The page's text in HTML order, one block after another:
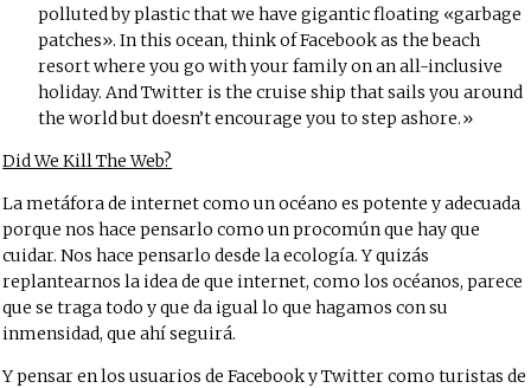
polluted by plastic that we have gigantic floating «garbage
patches». In this ocean, think of Facebook as the beach
resort where you go with your family on an all-inclusive
holiday. And Twitter is the cruise ship that sails you around
the world but doesn’t encourage you to step ashore.
Did We Kill The Web?
La metáfora de internet como un océano es potente y adecuada
porque nos hace pensarlo como un procomún que hay que
cuidar. Nos hace pensarlo desde la ecología. Y quizás
replantearnos la idea de que internet, como los océanos, parece
que se traga todo y que da igual lo que hagamos con su
inmensidad, que ahí seguirá.
Y pensar en los usuarios de Facebook y Twitter como turistas de